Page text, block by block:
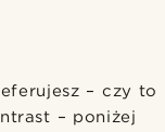
– czy to
– poniżej